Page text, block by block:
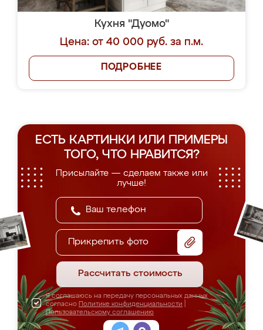
Кухня "Дуомо"
Цена: от 40 000 руб. за п.м.
ПОДРОБНЕЕ
ЕСТЬ КАРТИНКИ ИЛИ ПРИМЕРЫ
ТОГО, ЧТО НРАВИТСЯ?
Присылайте — сделаем также или
лучше!
Прикрепить фото
Рассчитать стоимость
Я соглашаюсь на передачу персональных данных
согласно Политике конфиденциальности
Пользовательскому соглашению